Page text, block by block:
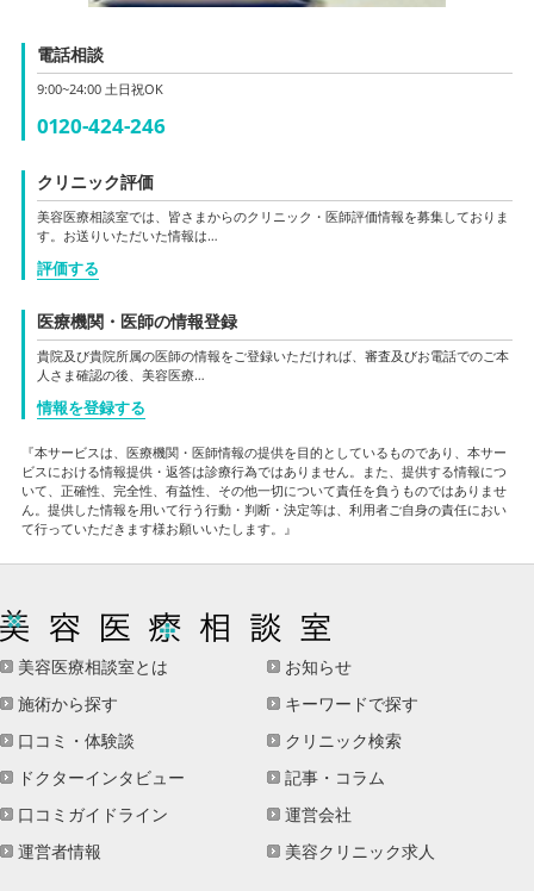
電話相談
9:00~24:00 土日祝OK
0120-424-246
クリニック評価
美容医療相談室では、皆さまからのクリニック・医師評価情報を募集しておりま
す。お送りいただいた情報は…
評価する
医療機関・医師の情報登録
貴院及び貴院所属の医師の情報をご登録いただければ、審査及びお電話でのご本
人さま確認の後、美容医療…
情報を登録する
『本サービスは、医療機関・医師情報の提供を目的としているものであり、本サー
ビスにおける情報提供・返答は診療行為ではありません。また、提供する情報につ
いて、正確性、完全性、有益性、その他一切について責任を負うものではありませ
ん。提供した情報を用いて行う行動・判断・決定等は、利用者ご自身の責任におい
て行っていただきます様お願いいたします。』
美容医療相談室とは
お知らせ
施術から探す
キーワードで探す
口コミ・体験談
クリニック検索
ドクターインタビュー
記事・コラム
口コミガイドライン
運営会社
運営者情報
美容クリニック求人